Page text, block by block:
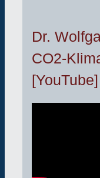
Dr.
CO2-
[YouTube]